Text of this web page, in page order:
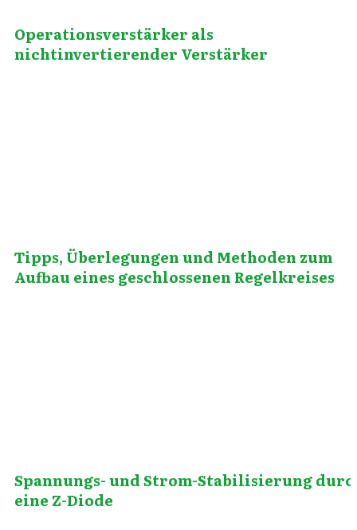
Operationsverstärker als
nichtinvertierender Verstärker
Tipps, Überlegungen und Methoden zum
Aufbau eines geschlossenen Regelkreises
Spannungs- und Strom-Stabilisierung
eine Z-Diode